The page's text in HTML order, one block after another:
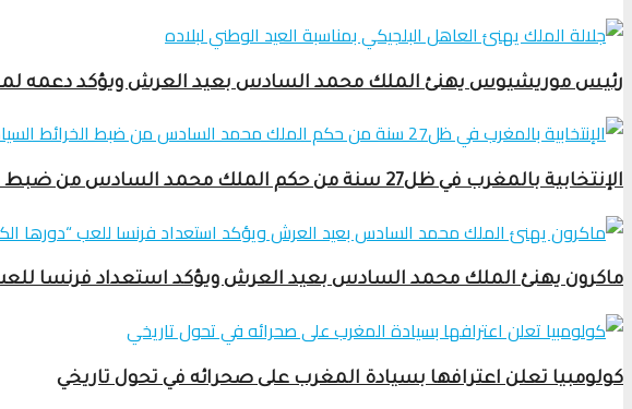
رئيس موريشيوس يهنئ الملك محمد السادس بعيد العرش ويؤكد دعمه
الإنتخابية بالمغرب في ظل27 سنة من حكم الملك محمد السادس من ضبط الخرائط السياسية إلى العصرنة الرقمية والحكامة التنموية
ماكرون يهنئ الملك محمد السادس بعيد العرش ويؤكد استعداد فرنسا
كولومبيا تعلن اعترافها بسيادة المغرب على صحرائه في تحول تاريخي